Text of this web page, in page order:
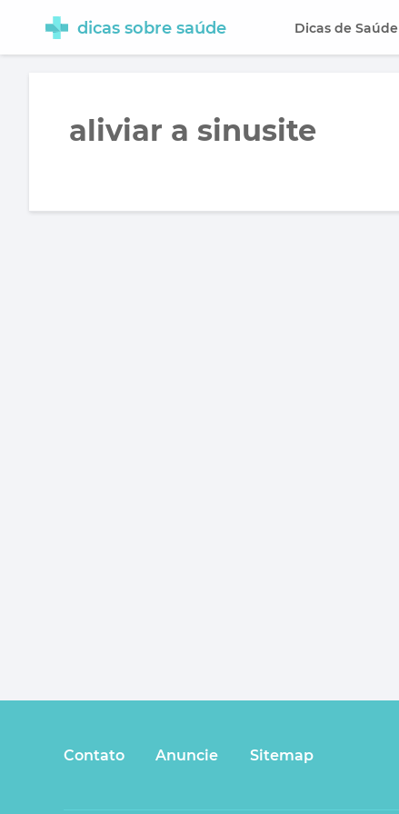
dicas sobre saúde Dicas de Saúde
aliviar a sinusite
Contato Anuncie Sitemap